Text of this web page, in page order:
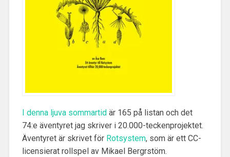
I denna ljuva sommartid är 165 på listan och det
74:e äventyret jag skriver i 20.000-teckenprojektet.
Äventyret är skrivet för Rotsystem, som är ett CC-
licensierat rollspel av Mikael Bergrstöm.